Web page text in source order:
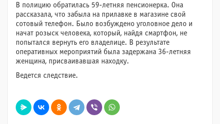
В полицию обратилась 59-летняя пенсионерка. Она
рассказала, что забыла на прилавке в магазине свой
сотовый телефон. Было возбуждено уголовное дело и
начат розыск человека, который, найдя смартфон, не
попытался вернуть его владелице. В результате
оперативных мероприятий была задержана 36-летняя
женщина, присваивавшая находку.
Ведется следствие.